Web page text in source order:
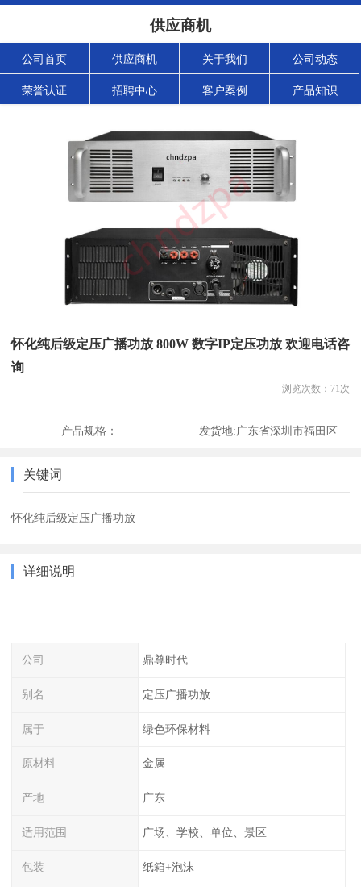
供应商机
公司首页 供应商机 关于我们 公司动态
荣誉认证 招聘中心 客户案例 产品知识
怀化纯后级定压广播功放 800W 数字IP定压功放 欢迎电话咨
询
浏览次数： 71次
产品规格： 发货地:广东省深圳市福田区
关键词
怀化纯后级定压广播功放
详细说明
公司 鼎尊时代
别名 定压广播功放
属于 绿色环保材料
原材料 金属
产地 广东
适用范围 广场、学校、单位、景区
包装 纸箱+泡沫